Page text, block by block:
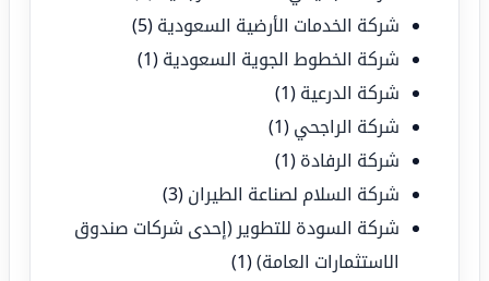
شركة الخدمات الأرضية السعودية (5)
شركة الخطوط الجوية السعودية (1)
شركة الدرعية (1)
شركة الراجحي (1)
شركة الرفادة (1)
شركة السلام لصناعة الطيران (3)
شركة السودة للتطوير (إحدى شركات صندوق
الاستثمارات العامة)(1)